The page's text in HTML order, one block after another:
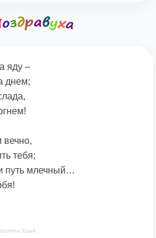
яду –
днем;
тебя;
путь млечный…
КавА